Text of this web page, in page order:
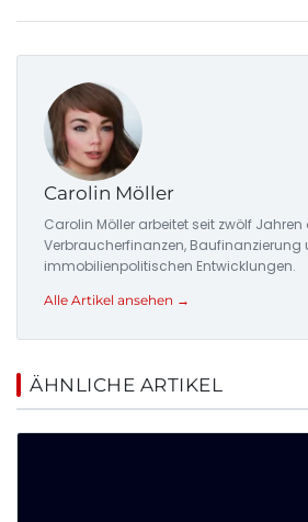
Carolin Möller
Carolin Möller arbeitet seit zwölf
Verbraucherfinanzen,
immobilienpolitischen Entwicklungen.
Alle Artikel ansehen →
ÄHNLICHE ARTIKEL